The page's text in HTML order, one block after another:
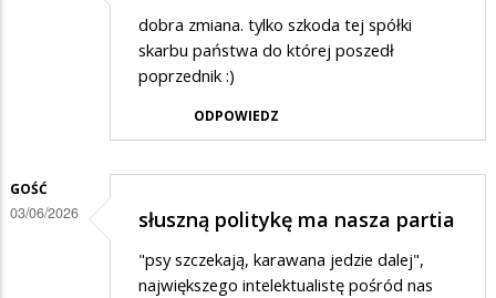
dobra zmiana. tylko szkoda tej spółki
skarbu państwa do której poszedł
poprzednik :)
ODPOWIEDZ
GOŚĆ
03/06/2026 słuszną politykę ma nasza partia
"psy szczekają, karawana jedzie dalej",
największego intelektualistę pośród nas